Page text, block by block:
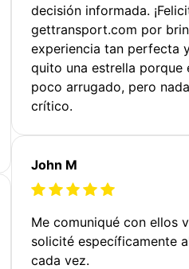
decisión informada.
gettransport.com por
experiencia tan perfecta
quito una estrella porque
poco arrugado, pero
crítico.
John M
Me comuniqué con ellos
solicité específicamente
cada vez.